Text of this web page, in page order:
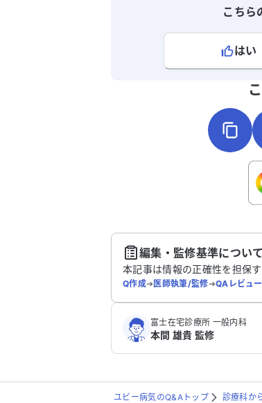
こちら
はい
こちらは送信専用のフォー
編集・監修基準について
本記事は情報の正確性を担保
Q作成➔医師執筆/監修➔QAレビュー
富士在宅診療所 一般内科
本間 雄貴 監修
ユビー病気のQ&Aトップ 診療科か